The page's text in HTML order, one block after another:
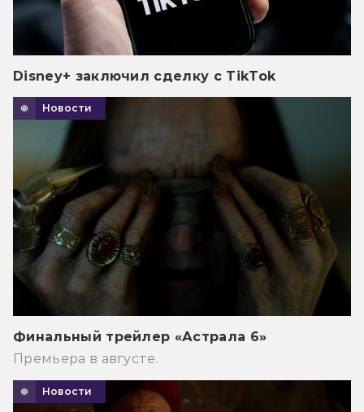
Disney+ заключил сделку с TikTok
Новости
Финальный трейлер «Астрала 6»
Премьера в августе.
Новости